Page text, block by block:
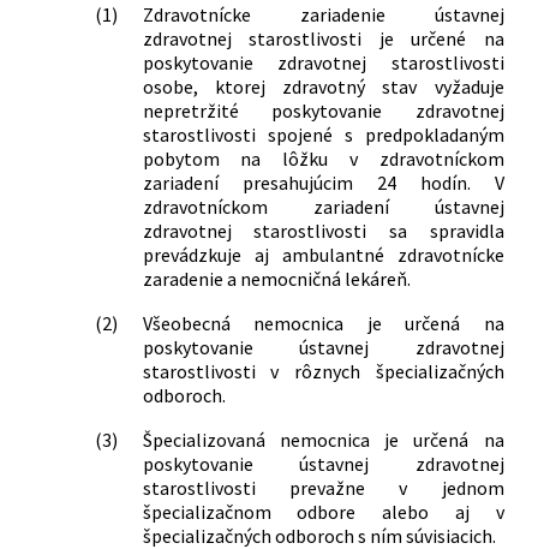
(1)
Zdravotnícke zariadenie ústavnej
zdravotnej starostlivosti je určené na
poskytovanie zdravotnej starostlivosti
osobe, ktorej zdravotný stav vyžaduje
nepretržité poskytovanie zdravotnej
starostlivosti spojené s predpokladaným
pobytom na lôžku v zdravotníckom
zariadení presahujúcim 24 hodín. V
zdravotníckom zariadení ústavnej
zdravotnej starostlivosti sa spravidla
prevádzkuje aj ambulantné zdravotnícke
zaradenie a nemocničná lekáreň.
(2)
Všeobecná nemocnica je určená na
poskytovanie ústavnej zdravotnej
starostlivosti v rôznych špecializačných
odboroch.
(3)
Špecializovaná nemocnica je určená na
poskytovanie ústavnej zdravotnej
starostlivosti prevažne v jednom
špecializačnom odbore alebo aj v
špecializačných odboroch s ním súvisiacich.